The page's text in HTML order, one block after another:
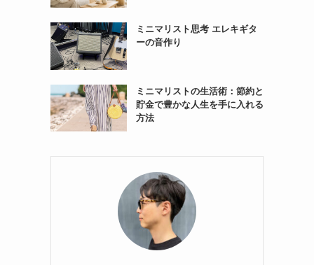
ミニマリスト思考 エレキギタ
ーの音作り
ミニマリストの生活術：節約と
貯金で豊かな人生を手に入れる
方法